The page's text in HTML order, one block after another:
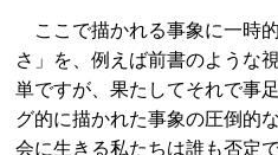
ここで描かれる事象に一時
さ」を、例えば前書のような
単ですが、果たしてそれで事
グ的に描かれた事象の圧倒的
会に生きる私たちは誰も否定